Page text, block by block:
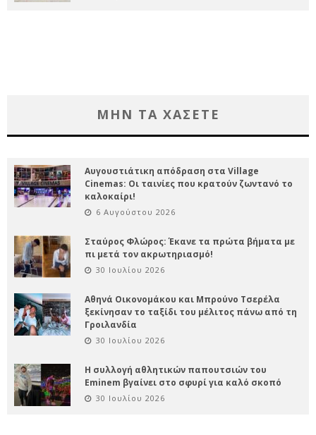
ΜΗΝ ΤΑ ΧΑΣΕΤΕ
Αυγουστιάτικη απόδραση στα Village
Cinemas: Οι ταινίες που κρατούν ζωντανό το
καλοκαίρι!
6 Αυγούστου 2026
Σταύρος Φλώρος: Έκανε τα πρώτα βήματα με
πι μετά τον ακρωτηριασμό!
30 Ιουλίου 2026
Αθηνά Οικονομάκου και Μπρούνο Τσερέλα
ξεκίνησαν το ταξίδι του μέλιτος πάνω από τη
Γροιλανδία
30 Ιουλίου 2026
Η συλλογή αθλητικών παπουτσιών του
Eminem βγαίνει στο σφυρί για καλό σκοπό
30 Ιουλίου 2026